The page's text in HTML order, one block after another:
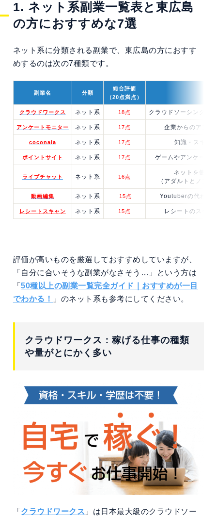
1. ネット系副業一覧表と東広島
の方におすすめな7選
ネット系に分類される副業で、東広島の方におすす
めするのは次の7種類です。
副業名 分類
総合評価
（20点満点）
クラウドワークス ネット系 18点 クラウドソーシングサ
アンケートモニター ネット系 17点 企業からのアンケ
coconala ネット系 17点 知識・スキル
ポイントサイト ネット系 17点 ゲームやアンケート
ライブチャット ネット系 16点
ネットを使い
（アダルトとノン
動画編集 ネット系 15点 Youtuberの代わり
レシートスキャン ネット系 15点 レシートのスキャ
評価が高いものを厳選しておすすめしていますが、
「自分に合いそうな副業がなさそう…」という方は
「50種以上の副業一覧完全ガイド｜おすすめが一目
でわかる！
」のネット系も参考にしてください。
クラウドワークス：稼げる仕事の種類
や量がとにかく多い
「 クラウドワークス 」は日本最大級のクラウドソー